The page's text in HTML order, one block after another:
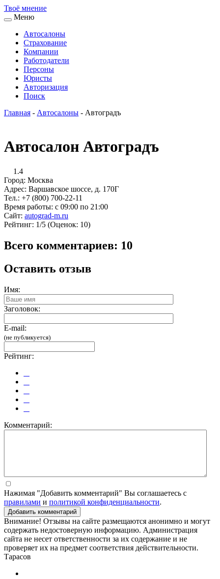
Твоё мнение
Меню
Автосалоны
Страхование
Компании
Работодатели
Персоны
Юристы
Авторизация
Поиск
Главная - Автосалоны - Автоградъ
Автосалон Автоградъ
1.4
Город: Москва
Адрес: Варшавское шоссе, д. 170Г
Тел.: +7 (800) 700-22-11
Время работы: с 09:00 по 21:00
Сайт: autograd-m.ru
Рейтинг: 1/5 (Оценок: 10)
Всего комментариев: 10
Оставить отзыв
Имя:
Заголовок:
E-mail:
(не публикуется)
Рейтинг:
Комментарий:
Нажимая "Добавить комментарий" Вы соглашаетесь с
правилами и политикой конфиденциальности.
Добавить комментарий
Внимание! Отзывы на сайте размещаются анонимно и могут
содержать недостоверную информацию. Администрация
сайта не несет ответственности за их содержание и не
проверяет их на предмет соответствия действительности.
Тарасов